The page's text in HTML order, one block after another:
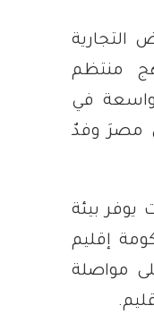
التجارية
منتظم
في
مصرَ وفدٌ
يوفر بيئة
إقليم
مواصلة